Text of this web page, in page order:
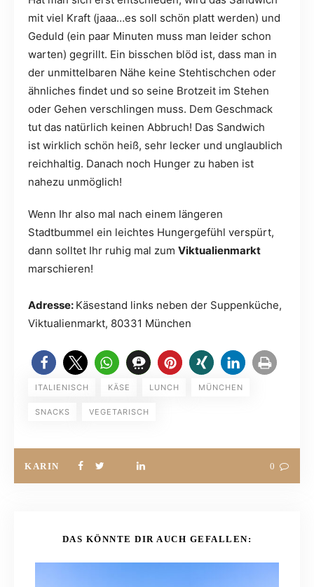
mit viel Kraft (jaaa…es soll schön platt werden) und
Geduld (ein paar Minuten muss man leider schon
warten) gegrillt. Ein bisschen blöd ist, dass man in
der unmittelbaren Nähe keine Stehtischchen oder
ähnliches findet und so seine Brotzeit im Stehen
oder Gehen verschlingen muss. Dem Geschmack
tut das natürlich keinen Abbruch! Das Sandwich
ist wirklich schön heiß, sehr lecker und unglaublich
reichhaltig. Danach noch Hunger zu haben ist
nahezu unmöglich!
Wenn Ihr also mal nach einem längeren
Stadtbummel ein leichtes Hungergefühl verspürt,
dann solltet Ihr ruhig mal zum Viktualienmarkt
marschieren!
Adresse: Käsestand links neben der Suppenküche,
Viktualienmarkt, 80331 München
ITALIENISCH KÄSE LUNCH MÜNCHEN
SNACKS VEGETARISCH
KARIN 0
DAS KÖNNTE DIR AUCH GEFALLEN: